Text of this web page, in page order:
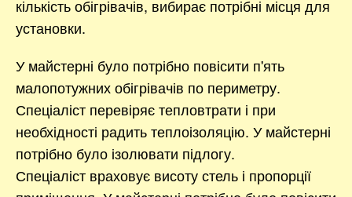
кількість обігрівачів, вибирає потрібні місця для
установки.
У майстерні було потрібно повісити п'ять
малопотужних обігрівачів по периметру.
Спеціаліст перевіряє тепловтрати і при
необхідності радить теплоізоляцію. У майстерні
потрібно було ізолювати підлогу.
Спеціаліст враховує висоту стель і пропорції